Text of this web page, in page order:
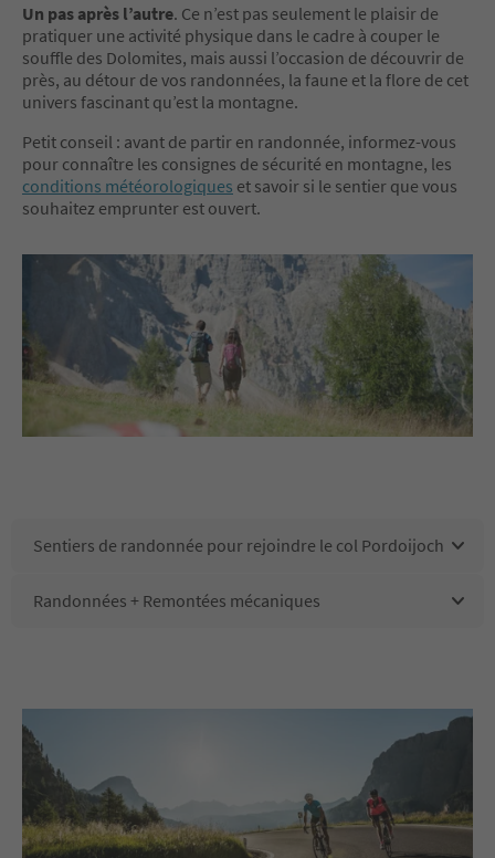
Un pas après l’autre. Ce n’est pas seulement le plaisir de
pratiquer une activité physique dans le cadre à couper le
souffle des Dolomites, mais aussi l’occasion de découvrir de
près, au détour de vos randonnées, la faune et la flore de cet
univers fascinant qu’est la montagne.
Petit conseil : avant de partir en randonnée, informez-vous
pour connaître les consignes de sécurité en montagne, les
conditions météorologiques et savoir si le sentier que vous
souhaitez emprunter est ouvert.
Sentiers de randonnée pour rejoindre le col Pordoijoch
Randonnées + Remontées mécaniques